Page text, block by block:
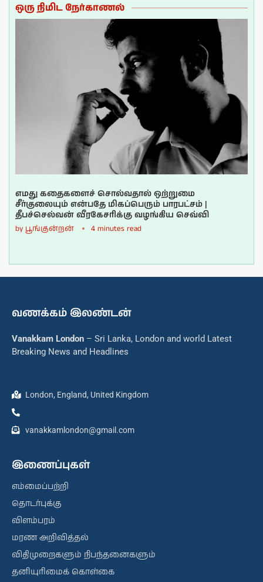
ஒரு நிமிட நேர்காணல்
எமது கதைகளைச் சொல்வதால் ஒற்றுமை
சீர்குலையும் என்பதே மிகப்பெரும் பாரபட்சம் |
தீபச்செல்வன் வீரகேசரிக்கு வழங்கிய செவ்வி
by பூங்குன்றன் 4 minutes read
வணக்கம் இலண்டன்
Vanakkam London – Sri Lanka, London and world Latest
Breaking News and Headlines
London, England, United Kingdom
vanakkamlondon@gmail.com
இணைப்புகள்
எம்மைப்பற்றி
தொடர்புக்கு
விளம்பரம்
மரண அறிவித்தல்
விதிமுறைகளும் நிபந்தனைகளும்
தனியுரிமைக் கொள்கை